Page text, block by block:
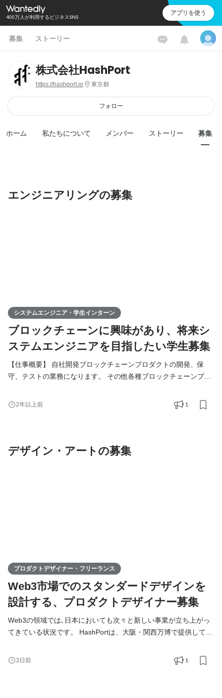
400万人が利用するビジネスSNS アプリを使う
募集 ストーリー
株式会社HashPort
https://hashport.io 東京都
フォロー
ホーム 私たちについて メンバー ストーリー 募集
エンジニアリングの募集
システムエンジニア・学生インターン
ブロックチェーンに興味があり、将来シ
ステムエンジニアを目指したい学生募集
【仕事概要】 自社開発ブロックチェーンプロダクトの開発、保
守、テストの業務になります。 その他各種ブロックチェーンプロ
だきます。 インターンをしながら、プログラミングやアプリケー
ション開発の知識が身に付きますので、将来エンジニア・プログ
2年以上前 1
デザイン・アートの募集
プロダクトデザイナー・フリーランス
Web3市場でのスタンダードデザインを
設計する、プロダクトデザイナー募集
Web3の領域では､日本においても次々と新しい事業が立ち上がっ
てきている状況です。 HashPortは、大阪・関西万博で提供してい
や、大企業からベンチャー企業まで様々な方との協業をしなが
3日前 1